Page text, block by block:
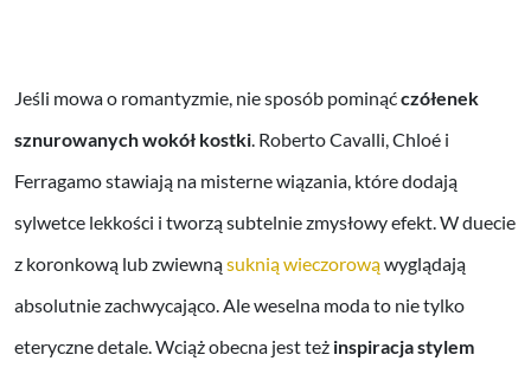
Jeśli mowa o romantyzmie, nie sposób pominąćczółenek
sznurowanych wokół kostki . Roberto Cavalli, Chloé i
Ferragamo stawiają na misterne wiązania, które dodają
sylwetce lekkości i tworzą subtelnie zmysłowy efekt. W duecie
z koronkową lub zwiewnąsuknią wieczorowąwyglądają
absolutnie zachwycająco. Ale weselna moda to nie tylko
eteryczne detale. Wciąż obecna jest też inspiracja stylem